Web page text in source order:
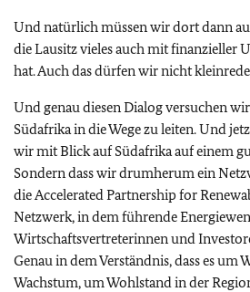
Und natürlich müssen wir dort dann
die Lausitz vieles auch mit finanzieller
hat. Auch das dürfen wir nicht
Und genau diesen Dialog versuchen
Südafrika in die Wege zu leiten. Und
wir mit Blick auf Südafrika auf einem
Sondern dass wir drumherum ein
dieAccelerated Partnership for
Netzwerk, in dem führende
Wirtschaftsvertreterinnen und
Genau in dem Verständnis, dass es um
Wachstum, um Wohlstand in der